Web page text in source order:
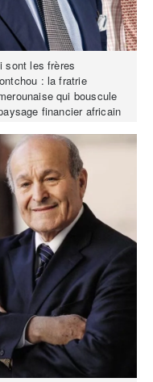
sont les frères
: la fratrie
qui bouscule
financier africain